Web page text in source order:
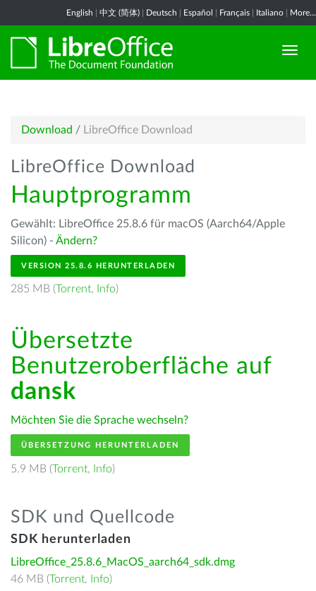
English 中文 (简体) Deutsch Español Français Italiano More...
Download / LibreOffice Download
LibreOffice Download
Hauptprogramm
Gewählt: LibreOffice 25.8.6 für macOS (Aarch64/Apple
Silicon) - Ändern?
VERSION 25.8.6 HERUNTERLADEN
285 MB (Torrent, Info)
Übersetzte
Benutzeroberfläche auf
dansk
Möchten Sie die Sprache wechseln?
ÜBERSETZUNG HERUNTERLADEN
5.9 MB (Torrent, Info)
SDK und Quellcode
SDK herunterladen
LibreOffice_25.8.6_MacOS_aarch64_sdk.dmg
46 MB (Torrent, Info)